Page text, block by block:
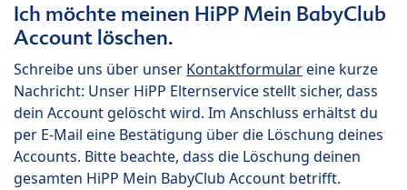
Ich möchte meinen HiPP Mein BabyClub
Account löschen.
Schreibe uns über unser Kontaktformulareine kurze
Nachricht: Unser HiPP Elternservice stellt sicher, dass
dein Account gelöscht wird. Im Anschluss erhältst du
per E-Mail eine Bestätigung über die Löschung deines
Accounts. Bitte beachte, dass die Löschung deinen
gesamten HiPP Mein BabyClub Account betrifft.